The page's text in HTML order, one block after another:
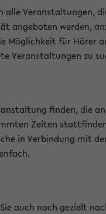
alle Veranstaltungen,
angeboten werden,
Möglichkeit für Hörer
Veranstaltungen zu
finden, die
Zeiten
in Verbindung mit
auch noch gezielt